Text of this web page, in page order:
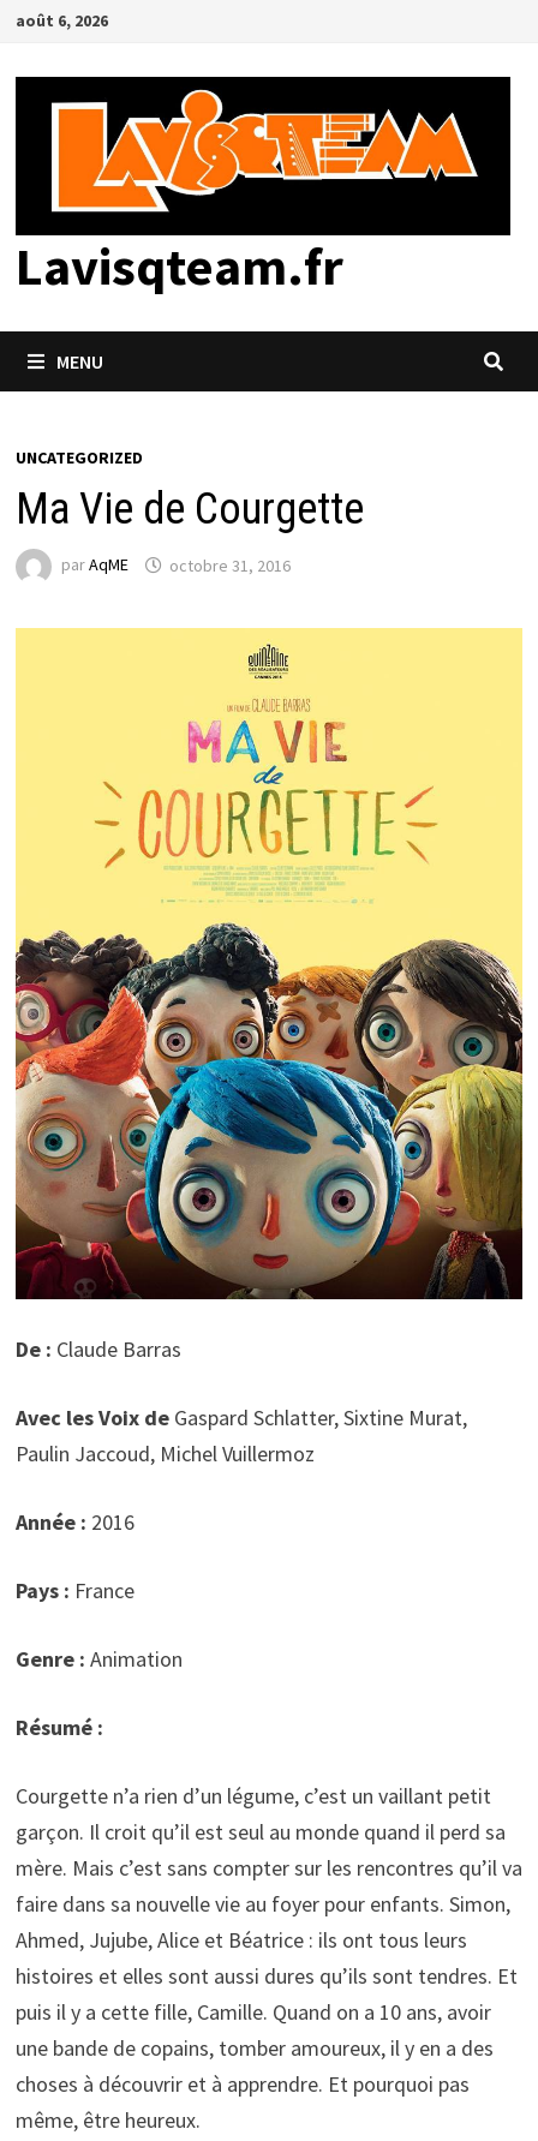
Passer
contenu
août 6, 2026
Lavisqteam.fr
MENU
UNCATEGORIZED
Ma Vie de Courgette
parAqME octobre 31, 2016
De : Claude Barras
Avec les Voix de Gaspard Schlatter, Sixtine Murat,
Paulin Jaccoud, Michel Vuillermoz
Année : 2016
Pays : France
Genre : Animation
Résumé :
Courgette n’a rien d’un légume, c’est un vaillant petit
garçon. Il croit qu’il est seul au monde quand il perd sa
mère. Mais c’est sans compter sur les rencontres qu’il va
faire dans sa nouvelle vie au foyer pour enfants. Simon,
Ahmed, Jujube, Alice et Béatrice : ils ont tous leurs
histoires et elles sont aussi dures qu’ils sont tendres. Et
puis il y a cette fille, Camille. Quand on a 10 ans, avoir
une bande de copains, tomber amoureux, il y en a des
choses à découvrir et à apprendre. Et pourquoi pas
même, être heureux.